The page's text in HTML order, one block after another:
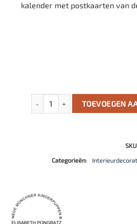
kalender met postkaarten van
pongratz kalender 1998 aantal
TOEVOEGEN
Categorieën: